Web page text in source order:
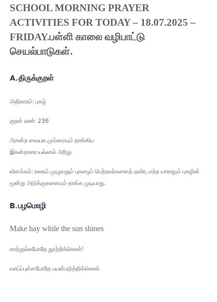
SCHOOL MORNING PRAYER
ACTIVITIES FOR TODAY – 18.07.2025 –
FRIDAY.பள்ளி காலை வழிபாட்டு
செயல்பாடுகள்.
A. திருக்குறள்
அதிகாரம்: புகழ்
குறள் எண்: 236
அகன்ற வையக மும்மையும் தாங்கிய
இகன்றாரை யல்லால் அரிது.
விளக்கம்: உலகம் முழுவதும் புகழைப் பெற்றவர்களைத் தவிர, மற்ற யாராலும் புகழின்
மூன்று அடுக்குகளையும் தாங்க முடியாது.
B. பழமொழி
Make hay while the sun shines.
காற்றுல்லபோதே தூற்றிக்கொள்!
வாய்ப்புள்ளபோதே பயன்படுத்திக்கொள்.